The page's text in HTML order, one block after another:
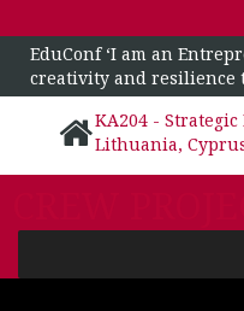
EduConf ‘I am an
creativity and
KA204 -
Lithuania,